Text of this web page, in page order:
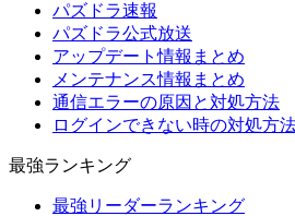
パズドラ速報
パズドラ公式放送
アップデート情報まとめ
メンテナンス情報まとめ
通信エラーの原因と対処方法
ログインできない時の対処方
最強ランキング
最強リーダーランキング